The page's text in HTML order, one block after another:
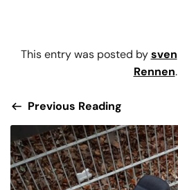
This entry was posted bysven
Rennen.
Previous Reading